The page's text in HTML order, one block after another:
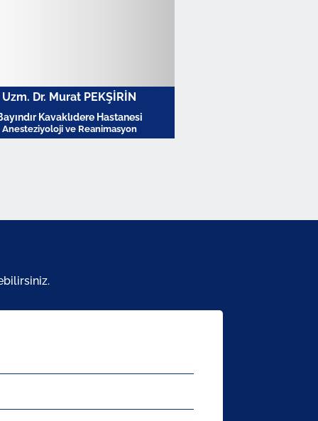
Uzm. Dr. Murat PEKŞİRİN
Kavaklıdere Hastanesi
Anesteziyoloji ve Reanimasyon